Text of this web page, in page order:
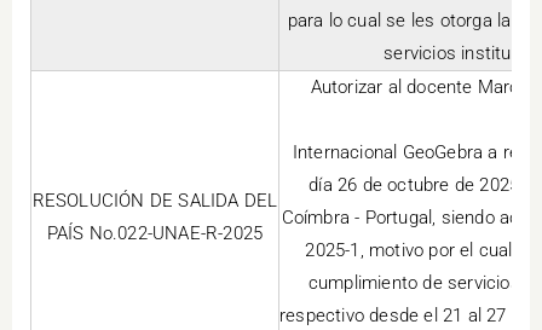
para lo cual se les otorga la
servicios
RESOLUCIÓN DE SALIDA DEL
PAÍS No.022-UNAE-R-2025
Autorizar al docente Marco
Internacional GeoGebra a
día 26 de octubre de 2025
Coímbra - Portugal, siendo
2025-1, motivo por el cual
cumplimiento de servicios
respectivo desde el 21 al 27